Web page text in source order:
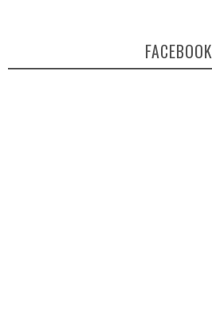
FACEBOOK